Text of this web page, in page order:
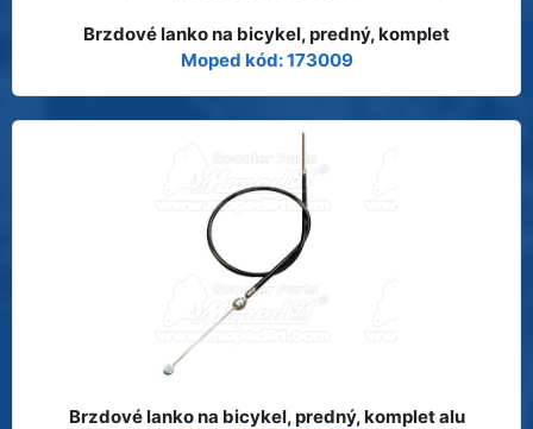
Brzdové lanko na bicykel, predný, komplet
Moped kód: 173009
Brzdové lanko na bicykel, predný, komplet alu